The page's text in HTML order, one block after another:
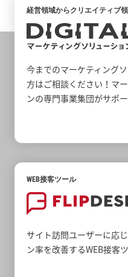
経営領域からクリエイティブ
今までのマーケティング
方はご相談ください！マ
ンの専門事業集団がサポー
WEB接客ツール
サイト訪問ユーザーに応
ン率を改善するWEB接客ツ